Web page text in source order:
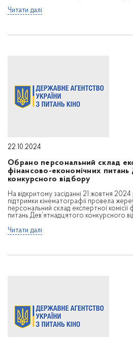
Читати далі
22.10.2024
Обрано персональний склад
фінансово-економічних питань
конкурсного відбору
На відкритому засіданні 21 жовтня
підтримки кінематографії провела
персональний склад експертної
питань Дев’ятнадцятого конкурсного
Читати далі